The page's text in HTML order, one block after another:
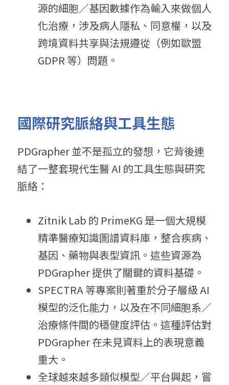
源的細胞／基因數據作為輸入來做個人
化治療，涉及病人隱私、同意權，以及
跨境資料共享與法規遵從（例如歐盟
GDPR 等）問題。
國際研究脈絡與工具生態
PDGrapher 並不是孤立的發想，它背後連
結了一整套現代生醫 AI 的工具生態與研究
脈絡：
Zitnik Lab 的 PrimeKG 是一個大規模
精準醫療知識圖譜資料庫，整合疾病、
基因、藥物與表型資訊。這些資源為
PDGrapher 提供了關鍵的資料基礎。
SPECTRA 等專案則著重於分子層級 AI
模型的泛化能力，以及在不同細胞系／
治療條件間的穩健度評估。這種評估對
PDGrapher 在未見資料上的表現意義
重大。
全球越來越多類似模型／平台興起，嘗